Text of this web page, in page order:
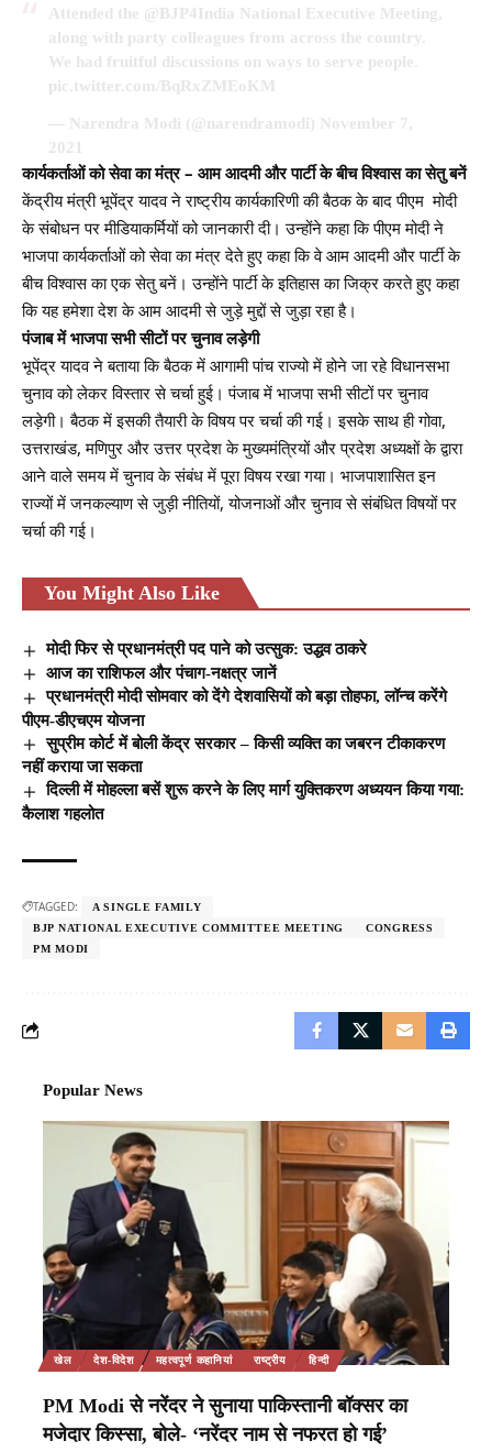
Attended the @BJP4India National Executive Meeting,
along with party colleagues from across the country.
We had fruitful discussions on ways to serve people.
pic.twitter.com/BqRxZMEoKM
— Narendra Modi (@narendramodi) November 7,
2021
कार्यकर्ताओं को सेवा का मंत्र – आम आदमी और पार्टी के बीच विश्वास का सेतु बनें
केंद्रीय मंत्री भूपेंद्र यादव ने राष्ट्रीय कार्यकारिणी की बैठक के बाद पीएम मोदी
के संबोधन पर मीडियाकर्मियों को जानकारी दी। उन्होंने कहा कि पीएम मोदी ने
भाजपा कार्यकर्ताओं को सेवा का मंत्र देते हुए कहा कि वे आम आदमी और पार्टी के
बीच विश्वास का एक सेतु बनें। उन्होंने पार्टी के इतिहास का जिक्र करते हुए कहा
कि यह हमेशा देश के आम आदमी से जुड़े मुद्दों से जुड़ा रहा है।
पंजाब में भाजपा सभी सीटों पर चुनाव लड़ेगी
भूपेंद्र यादव ने बताया कि बैठक में आगामी पांच राज्यो में होने जा रहे विधानसभा
चुनाव को लेकर विस्तार से चर्चा हुई। पंजाब में भाजपा सभी सीटों पर चुनाव
लड़ेगी। बैठक में इसकी तैयारी के विषय पर चर्चा की गई। इसके साथ ही गोवा,
उत्तराखंड, मणिपुर और उत्तर प्रदेश के मुख्यमंत्रियों और प्रदेश अध्यक्षों के द्वारा
आने वाले समय में चुनाव के संबंध में पूरा विषय रखा गया। भाजपाशासित इन
राज्यों में जनकल्याण से जुड़ी नीतियों, योजनाओं और चुनाव से संबंधित विषयों पर
चर्चा की गई।
You Might Also Like
मोदी फिर से प्रधानमंत्री पद पाने को उत्सुक: उद्धव ठाकरे
आज का राशिफल और पंचाग-नक्षत्र जानें
प्रधानमंत्री मोदी सोमवार को देंगे देशवासियों को बड़ा तोहफा, लॉन्च करेंगे
पीएम-डीएचएम योजना
सुप्रीम कोर्ट में बोली केंद्र सरकार – किसी व्यक्ति का जबरन टीकाकरण
नहीं कराया जा सकता
दिल्ली में मोहल्ला बसें शुरू करने के लिए मार्ग युक्तिकरण अध्ययन किया गया:
कैलाश गहलोत
TAGGED:
A SINGLE FAMILY
BJP NATIONAL EXECUTIVE COMMITTEE MEETING
CONGRESS
PM MODI
Popular News
खेल देश-विदेश महत्वपूर्ण कहानियां राष्ट्रीय हिन्दी
PM Modi से नरेंदर ने सुनाया पाकिस्तानी बॉक्सर का
मजेदार किस्सा, बोले- ‘नरेंदर नाम से नफरत हो गई’